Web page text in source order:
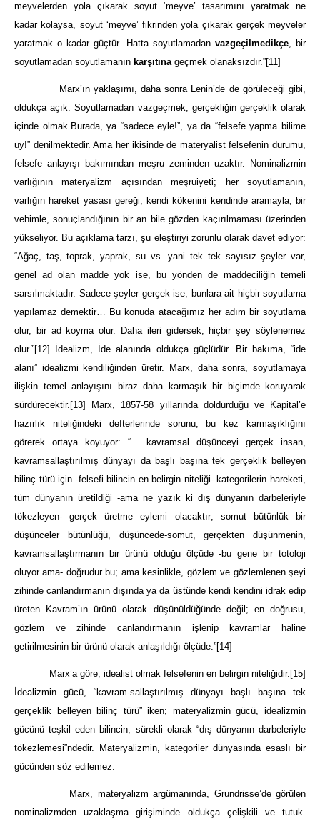
meyvelerden yola çıkarak soyut ‘meyve’ tasarımını yaratmak ne
kadar kolaysa, soyut ‘meyve’ fikrinden yola çıkarak gerçek meyveler
yaratmak o kadar güçtür. Hatta soyutlamadan vazgeçilmedikçe, bir
soyutlamadan soyutlamanın karşıtınageçmek olanaksızdır.”[11]
Marx’ın yaklaşımı, daha sonra Lenin’de de görüleceği gibi,
oldukça açık: Soyutlamadan vazgeçmek, gerçekliğin gerçeklik olarak
içinde olmak.Burada, ya “sadece eyle!”, ya da “felsefe yapma bilime
uy!” denilmektedir. Ama her ikisinde de materyalist felsefenin durumu,
felsefe anlayışı bakımından meşru zeminden uzaktır. Nominalizmin
varlığının materyalizm açısından meşruiyeti; her soyutlamanın,
varlığın hareket yasası gereği, kendi kökenini kendinde aramayla, bir
vehimle, sonuçlandığının bir an bile gözden kaçırılmaması üzerinden
yükseliyor. Bu açıklama tarzı, şu eleştiriyi zorunlu olarak davet ediyor:
“Ağaç, taş, toprak, yaprak, su vs. yani tek tek sayısız şeyler var,
genel ad olan madde yok ise, bu yönden de maddeciliğin temeli
sarsılmaktadır. Sadece şeyler gerçek ise, bunlara ait hiçbir soyutlama
yapılamaz demektir… Bu konuda atacağımız her adım bir soyutlama
olur, bir ad koyma olur. Daha ileri gidersek, hiçbir şey söylenemez
olur.”[12]
İdealizm, İde alanında oldukça güçlüdür. Bir bakıma, “ide
alanı” idealizmi kendiliğinden üretir. Marx, daha sonra, soyutlamaya
ilişkin temel anlayışını biraz daha karmaşık bir biçimde koruyarak
sürdürecektir. [13]
Marx, 1857-58 yıllarında doldurduğu ve Kapital’e
hazırlık niteliğindeki defterlerinde sorunu, bu kez karmaşıklığını
görerek ortaya koyuyor: “… kavramsal düşünceyi gerçek insan,
kavramsallaştırılmış dünyayı da başlı başına tek gerçeklik belleyen
bilinç türü için -felsefi bilincin en belirgin niteliği- kategorilerin hareketi,
tüm dünyanın üretildiği -ama ne yazık ki dış dünyanın darbeleriyle
tökezleyen- gerçek üretme eylemi olacaktır; somut bütünlük bir
düşünceler bütünlüğü, düşüncede-somut, gerçekten düşünmenin,
kavramsallaştırmanın bir ürünü olduğu ölçüde -bu gene bir totoloji
oluyor ama- doğrudur bu; ama kesinlikle, gözlem ve gözlemlenen şeyi
zihinde canlandırmanın dışında ya da üstünde kendi kendini idrak edip
üreten Kavram’ın ürünü olarak düşünüldüğünde değil; en doğrusu,
gözlem ve zihinde canlandırmanın işlenip kavramlar haline
getirilmesinin bir ürünü olarak anlaşıldığı ölçüde.”[14]
Marx’a göre, idealist olmak felsefenin en belirgin niteliğidir. [15]
İdealizmin gücü, “kavram-sallaştırılmış dünyayı başlı başına tek
gerçeklik belleyen bilinç türü” iken; materyalizmin gücü, idealizmin
gücünü teşkil eden bilincin, sürekli olarak “dış dünyanın darbeleriyle
tökezlemesi”ndedir. Materyalizmin, kategoriler dünyasında esaslı bir
gücünden söz edilemez.
Marx, materyalizm argümanında, Grundrisse’de görülen
nominalizmden uzaklaşma girişiminde oldukça çelişkili ve tutuk.